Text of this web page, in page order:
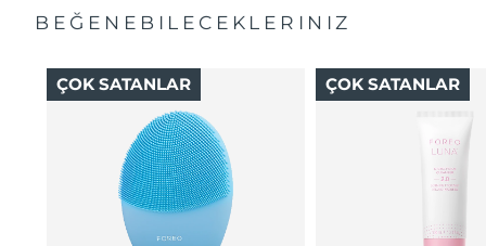
BEĞENEBILECEKLERINIZ
ÇOK SATANLAR ÇOK SATANLAR